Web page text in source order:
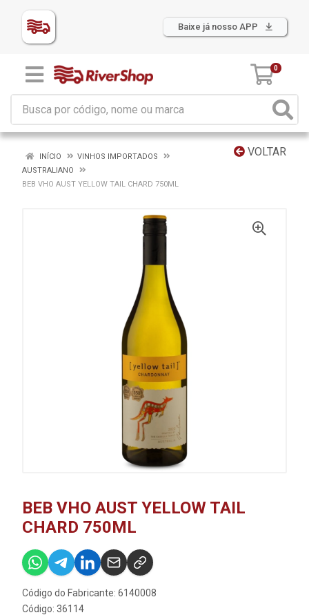
Baixe já nosso APP
0
VOLTAR
INÍCIO
VINHOS IMPORTADOS
AUSTRALIANO
BEB VHO AUST YELLOW TAIL CHARD 750ML
BEB VHO AUST YELLOW TAIL
CHARD 750ML
Código do Fabricante: 6140008
Código: 36114